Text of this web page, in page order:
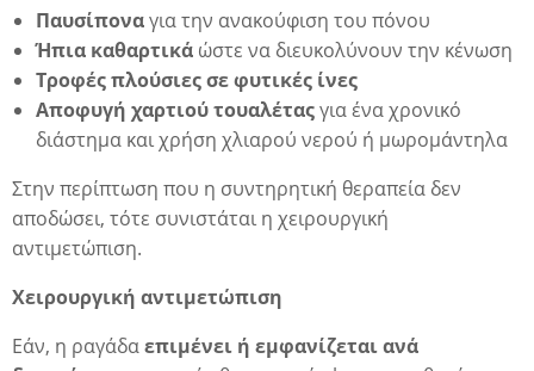
Παυσίποναγια την ανακούφιση του πόνου
Ήπια καθαρτικά ώστε να διευκολύνουν την κένωση
Τροφές πλούσιες σε φυτικές ίνες
Αποφυγή χαρτιού τουαλέταςγια ένα χρονικό
διάστημα και χρήση χλιαρού νερού ή μωρομάντηλα
Στην περίπτωση που η συντηρητική θεραπεία δεν
αποδώσει, τότε συνιστάται η χειρουργική
αντιμετώπιση.
Χειρουργική αντιμετώπιση
Εάν, η ραγάδαεπιμένει ή εμφανίζεται ανά